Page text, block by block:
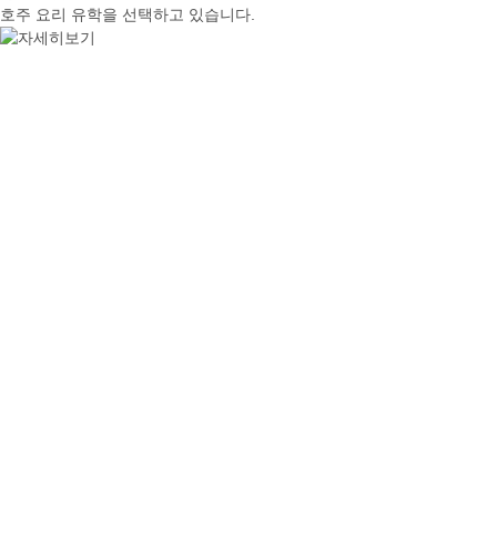
호주 요리 유학을 선택하고 있습니다.